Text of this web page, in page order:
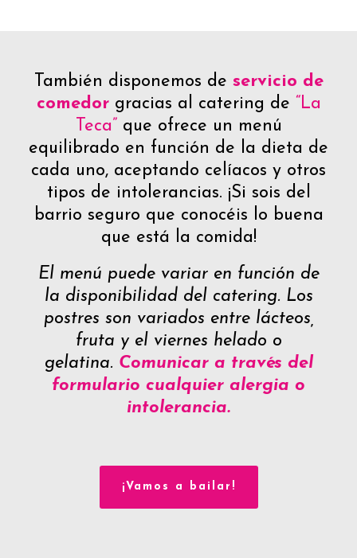
También disponemos de servicio de
comedorgracias al catering de “La
Teca”que ofrece un menú
equilibrado en función de la dieta de
cada uno, aceptando celíacos y otros
tipos de intolerancias. ¡Si sois del
barrio seguro que conocéis lo buena
que está la comida!
El menú puede variar en función de
la disponibilidad del catering. Los
postres son variados entre lácteos,
fruta y el viernes helado o
gelatina. Comunicar a través del
formulario cualquier alergia o
intolerancia.
¡Vamos a bailar!